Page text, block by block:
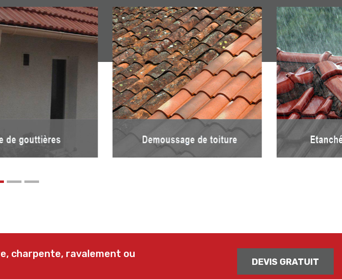
charpente, ravalement ou
DEVIS GRATUIT